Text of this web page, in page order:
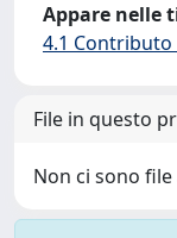
Appare nelle
4.1
File in questo
Non ci sono